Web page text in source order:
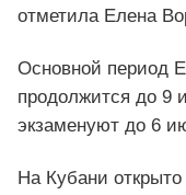
отметила Елена
Основной период
продолжится до 9
экзаменуют до 6
На Кубани